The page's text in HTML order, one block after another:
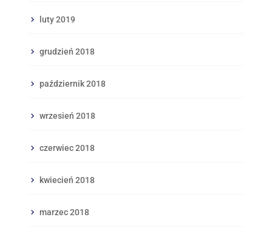
luty 2019
grudzień 2018
październik 2018
wrzesień 2018
czerwiec 2018
kwiecień 2018
marzec 2018